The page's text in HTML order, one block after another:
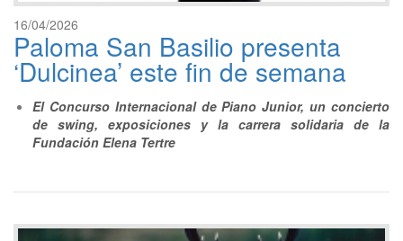
16/04/2026
Paloma San Basilio presenta
‘Dulcinea’ este fin de semana
El Concurso Internacional de Piano Junior, un concierto
de swing, exposiciones y la carrera solidaria de la
Fundación Elena Tertre